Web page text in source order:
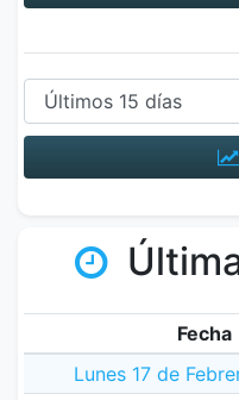
Fecha
Lunes 17 de